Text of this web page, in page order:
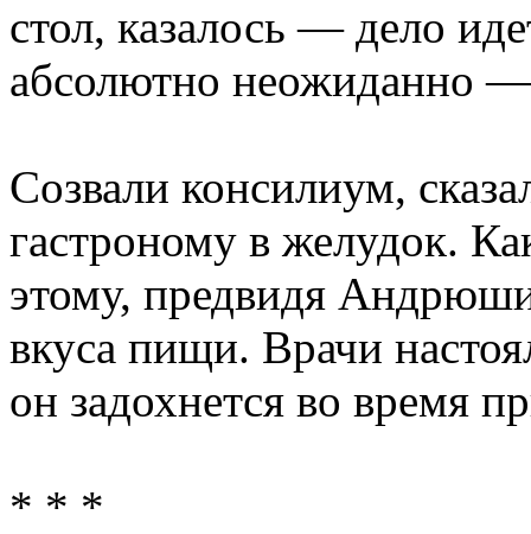
стол, казалось — дело
абсолютно неожиданно
Созвали консилиум,
гастроному в желудок.
этому, предвидя
вкуса пищи. Врачи
он задохнется во время
* * *